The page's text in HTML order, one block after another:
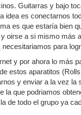
Guitarras y bajo
idea es conectarnos
es que estaría bien
oirse a si mismo más
para
y por ahora lo más
estos aparatitos
y enviar a la vez la
la que podriamos
de todo el grupo ya